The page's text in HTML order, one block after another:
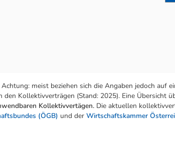
meist beziehen sich die Angaben jedoch auf
Kollektivverträgen (Stand: 2025). Eine Übersicht
Kollektivvertägen. Die aktuellen
(ÖGB) und der Wirtschaftskammer